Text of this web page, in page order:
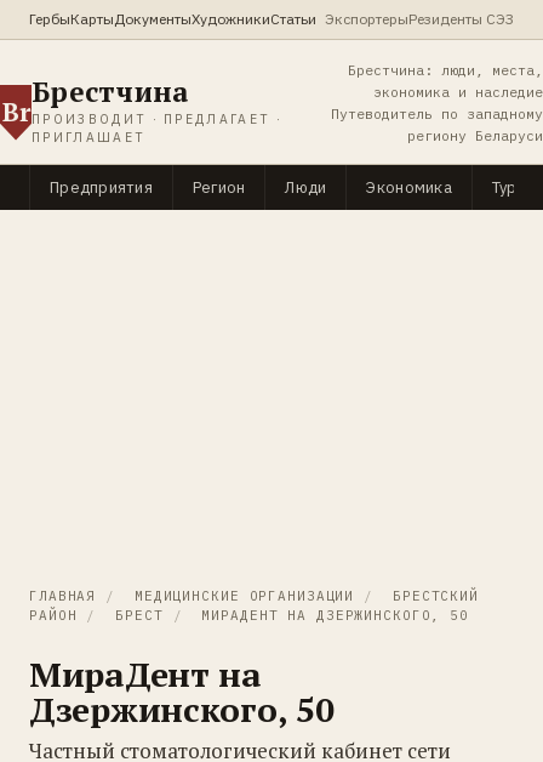
ГербыКартыДокументыХудожникиСтатьи ЭкспортерыРезиденты СЭЗ
Br
Брестчина
ПРОИЗВОДИТ · ПРЕДЛАГАЕТ ·
ПРИГЛАШАЕТ
Брестчина: люди, места,
экономика и наследие
Путеводитель по западному
региону Беларуси
Предприятия Регион Люди Экономика
ГЛАВНАЯ / МЕДИЦИНСКИЕ ОРГАНИЗАЦИИ /
БРЕСТСКИЙ
РАЙОН
/ БРЕСТ / МИРАДЕНТ НА ДЗЕРЖИНСКОГО, 50
МираДент на
Дзержинского, 50
Частный стоматологический кабинет сети